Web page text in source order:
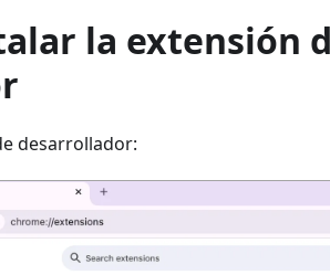
la extensión
desarrollador: